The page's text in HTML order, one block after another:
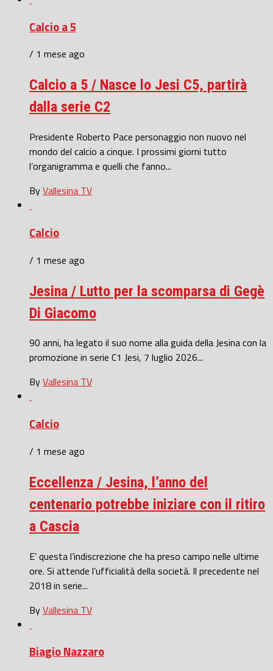
Calcio a 5
/ 1 mese ago
Calcio a 5 / Nasce lo Jesi C5, partirà
dalla serie C2
Presidente Roberto Pace personaggio non nuovo nel
mondo del calcio a cinque. I prossimi giorni tutto
l’organigramma e quelli che fanno...
ByVallesina TV
Calcio
/ 1 mese ago
Jesina / Lutto per la scomparsa di Gegè
Di Giacomo
90 anni, ha legato il suo nome alla guida della Jesina con la
promozione in serie C1 Jesi, 7 luglio 2026...
ByVallesina TV
Calcio
/ 1 mese ago
Eccellenza / Jesina, l’anno del
centenario potrebbe iniziare con il ritiro
a Cascia
E’ questa l’indiscrezione che ha preso campo nelle ultime
ore. Si attende l’ufficialità della società. Il precedente nel
2018 in serie...
ByVallesina TV
Biagio Nazzaro